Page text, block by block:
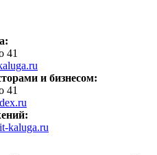
41
и бизнесом:
41
kaluga.ru